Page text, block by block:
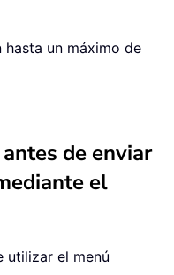
hasta un máximo de
de enviar
el
utilizar el menú